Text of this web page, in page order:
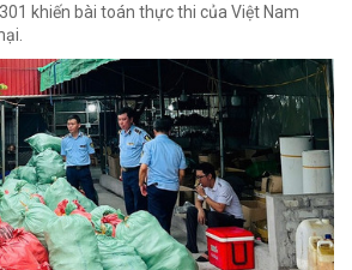
khiến bài toán thực thi của Việt Nam